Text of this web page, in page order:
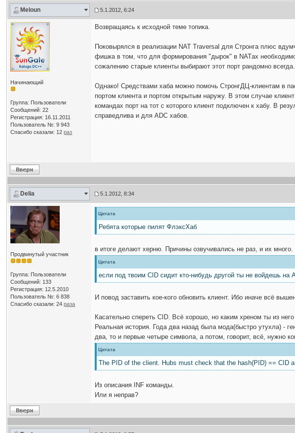
Meloun 5.1.2012, 6:24
Начинающий
Группа: Пользователи
Сообщений: 22
Регистрация: 16.11.2011
Пользователь №: 9 943
Спасибо сказали: 12 раз
Возвращаясь к исходной теме топика.
Поковырялся в реализации NAT Traversal для Стронга плюс
фишка в том, что для формирования "дырок" в NATах
сожалению старые клиенты выбирают этот порт рандомно
Однако! Средствами хаба можно помочь СтронгДЦ-клиентам в
портом клиента и портом открытым наружу. В этом случае
командах порт на тот с которого клиент подключен к хабу. В
справедлива и для ADC хабов.
Delia 5.1.2012, 8:34
Продвинутый участник
Группа: Пользователи
Сообщений: 133
Регистрация: 12.5.2010
Пользователь №: 6 838
Спасибо сказали:24 раза
Цитата
Ребята которые пилят ФлэксХаб
в итоге делают херню. Причины озвучивались не раз, и их
Цитата
если под твоим CID сидит кто-нибудь другой ты не войдешь
И повод заставить кое-кого обновить клиент. Ибо иначе всё
Касательно спереть CID. Всё хорошо, но каким хреном ты из
Реальная история. Года два назад была мода(быстро утухла) -
два, то и первые четыре символа, а потом, говорит, всё, нужно
Цитата
The PID of the client. Hubs must check that the hash(PID) == CID
Из описания INF команды.
Или я неправ?